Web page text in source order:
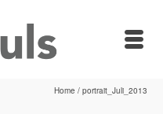
Home / portrait_Juli_2013